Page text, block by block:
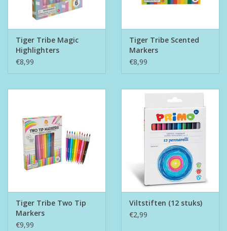
Tiger Tribe Magic
Highlighters
€8,99
Tiger Tribe Scented
Markers
€8,99
Tiger Tribe Two Tip
Markers
€9,99
Viltstiften (12 stuks)
€2,99